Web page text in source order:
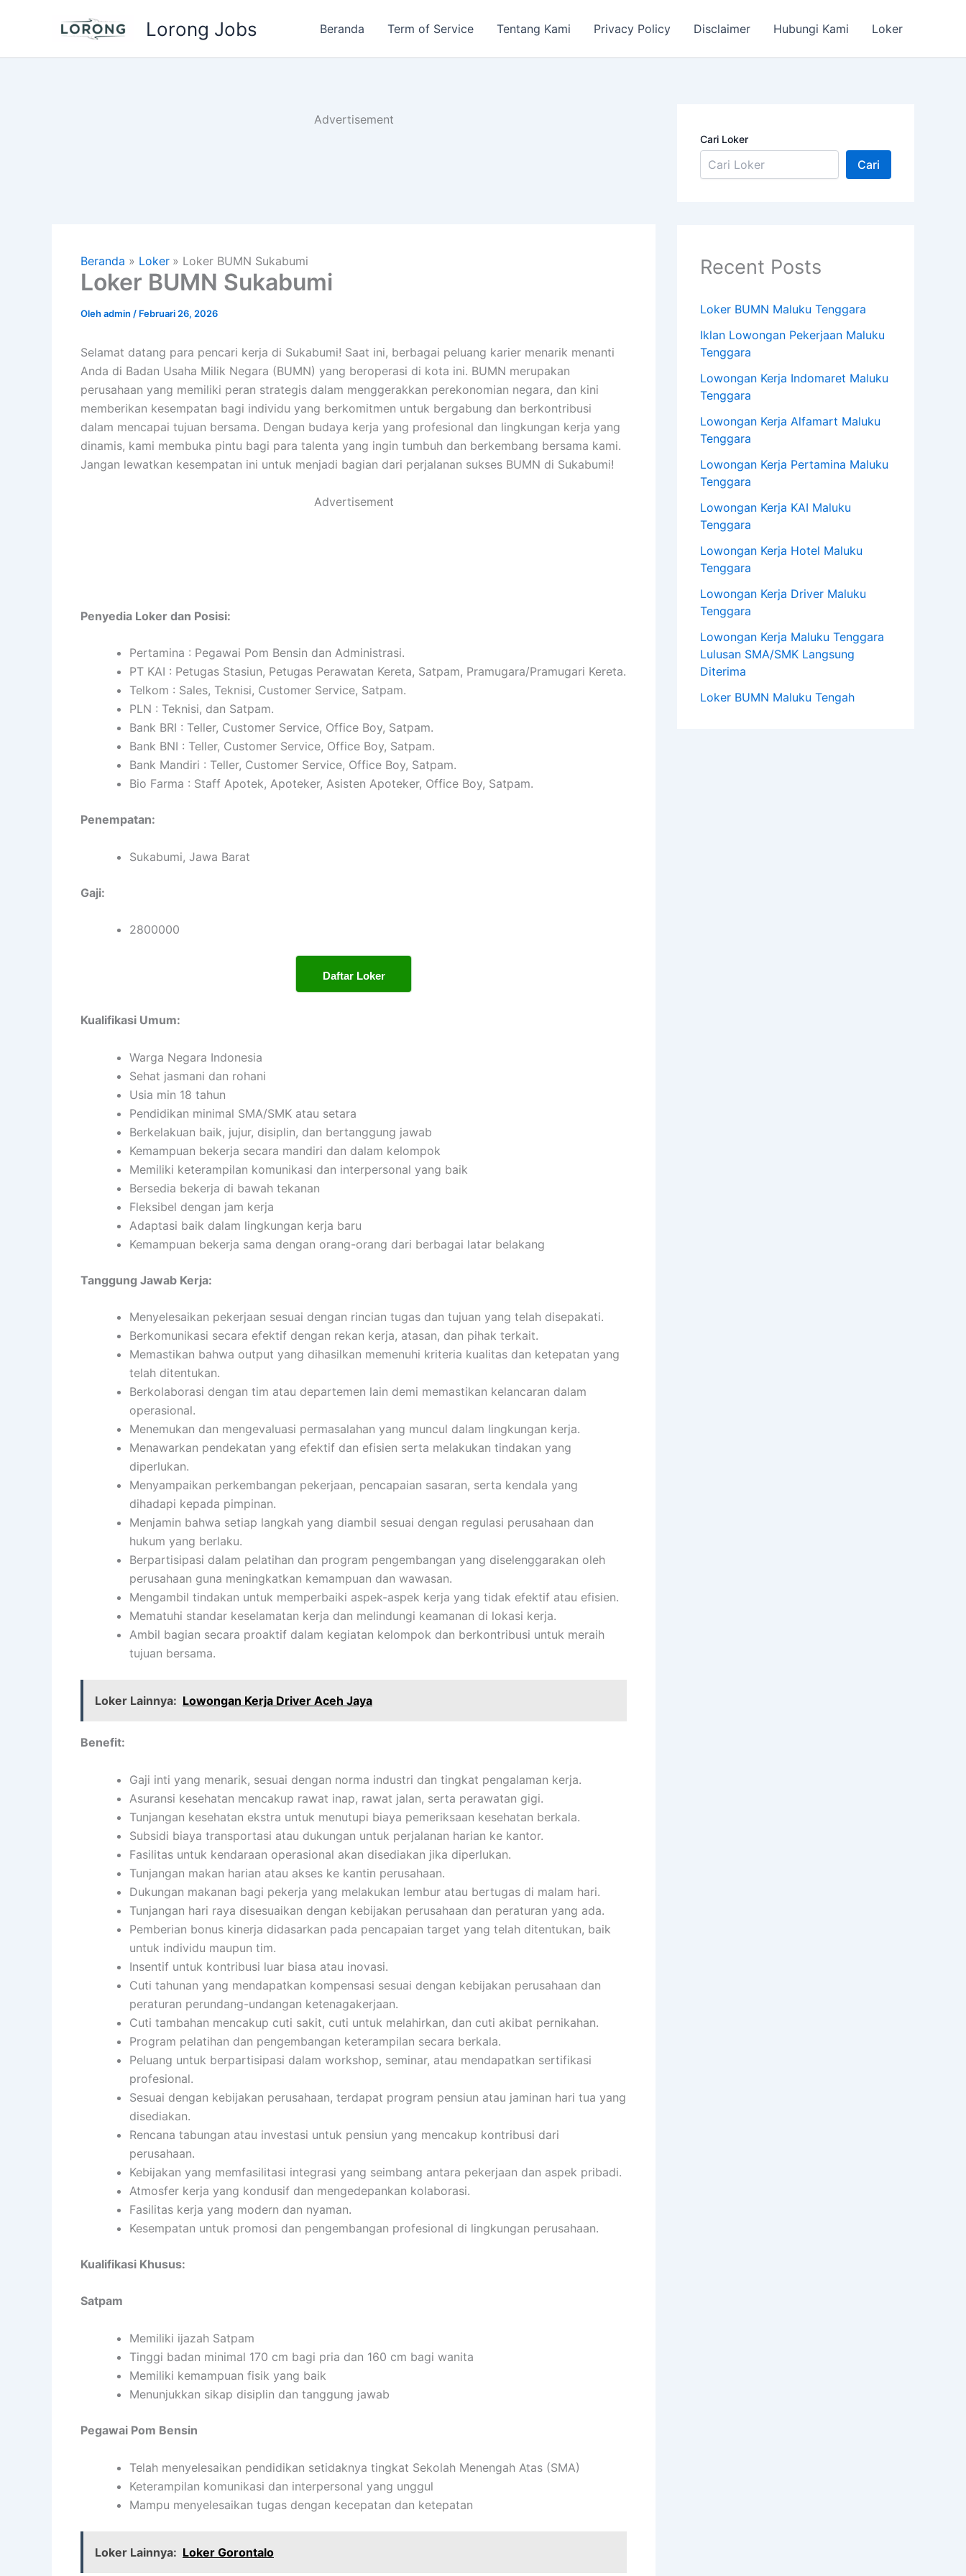
Lorong Jobs Beranda Term of Service Tentang Kami Privacy Policy Disclaimer Hubungi Kami Loker
Advertisement
Beranda Loker Loker BUMN Sukabumi
Loker BUMN Sukabumi
Olehadmin / Februari 26, 2026
Selamat datang para pencari kerja di Sukabumi! Saat ini, berbagai peluang karier menarik menanti
Anda di Badan Usaha Milik Negara (BUMN) yang beroperasi di kota ini. BUMN merupakan
perusahaan yang memiliki peran strategis dalam menggerakkan perekonomian negara, dan kini
memberikan kesempatan bagi individu yang berkomitmen untuk bergabung dan berkontribusi
dalam mencapai tujuan bersama. Dengan budaya kerja yang profesional dan lingkungan kerja yang
dinamis, kami membuka pintu bagi para talenta yang ingin tumbuh dan berkembang bersama kami.
Jangan lewatkan kesempatan ini untuk menjadi bagian dari perjalanan sukses BUMN di Sukabumi!
Advertisement
Penyedia Loker dan Posisi:
Pertamina : Pegawai Pom Bensin dan Administrasi.
PT KAI : Petugas Stasiun, Petugas Perawatan Kereta, Satpam, Pramugara/Pramugari Kereta.
Telkom : Sales, Teknisi, Customer Service, Satpam.
PLN : Teknisi, dan Satpam.
Bank BRI : Teller, Customer Service, Office Boy, Satpam.
Bank BNI : Teller, Customer Service, Office Boy, Satpam.
Bank Mandiri : Teller, Customer Service, Office Boy, Satpam.
Bio Farma : Staff Apotek, Apoteker, Asisten Apoteker, Office Boy, Satpam.
Penempatan:
Sukabumi, Jawa Barat
Gaji:
2800000
Daftar Loker
Kualifikasi Umum:
Warga Negara Indonesia
Sehat jasmani dan rohani
Usia min 18 tahun
Pendidikan minimal SMA/SMK atau setara
Berkelakuan baik, jujur, disiplin, dan bertanggung jawab
Kemampuan bekerja secara mandiri dan dalam kelompok
Memiliki keterampilan komunikasi dan interpersonal yang baik
Bersedia bekerja di bawah tekanan
Fleksibel dengan jam kerja
Adaptasi baik dalam lingkungan kerja baru
Kemampuan bekerja sama dengan orang-orang dari berbagai latar belakang
Tanggung Jawab Kerja:
Menyelesaikan pekerjaan sesuai dengan rincian tugas dan tujuan yang telah disepakati.
Berkomunikasi secara efektif dengan rekan kerja, atasan, dan pihak terkait.
Memastikan bahwa output yang dihasilkan memenuhi kriteria kualitas dan ketepatan yang
telah ditentukan.
Berkolaborasi dengan tim atau departemen lain demi memastikan kelancaran dalam
operasional.
Menemukan dan mengevaluasi permasalahan yang muncul dalam lingkungan kerja.
Menawarkan pendekatan yang efektif dan efisien serta melakukan tindakan yang
diperlukan.
Menyampaikan perkembangan pekerjaan, pencapaian sasaran, serta kendala yang
dihadapi kepada pimpinan.
Menjamin bahwa setiap langkah yang diambil sesuai dengan regulasi perusahaan dan
hukum yang berlaku.
Berpartisipasi dalam pelatihan dan program pengembangan yang diselenggarakan oleh
perusahaan guna meningkatkan kemampuan dan wawasan.
Mengambil tindakan untuk memperbaiki aspek-aspek kerja yang tidak efektif atau efisien.
Mematuhi standar keselamatan kerja dan melindungi keamanan di lokasi kerja.
Ambil bagian secara proaktif dalam kegiatan kelompok dan berkontribusi untuk meraih
tujuan bersama.
Loker Lainnya: Lowongan Kerja Driver Aceh Jaya
Benefit:
Gaji inti yang menarik, sesuai dengan norma industri dan tingkat pengalaman kerja.
Asuransi kesehatan mencakup rawat inap, rawat jalan, serta perawatan gigi.
Tunjangan kesehatan ekstra untuk menutupi biaya pemeriksaan kesehatan berkala.
Subsidi biaya transportasi atau dukungan untuk perjalanan harian ke kantor.
Fasilitas untuk kendaraan operasional akan disediakan jika diperlukan.
Tunjangan makan harian atau akses ke kantin perusahaan.
Dukungan makanan bagi pekerja yang melakukan lembur atau bertugas di malam hari.
Tunjangan hari raya disesuaikan dengan kebijakan perusahaan dan peraturan yang ada.
Pemberian bonus kinerja didasarkan pada pencapaian target yang telah ditentukan, baik
untuk individu maupun tim.
Insentif untuk kontribusi luar biasa atau inovasi.
Cuti tahunan yang mendapatkan kompensasi sesuai dengan kebijakan perusahaan dan
peraturan perundang-undangan ketenagakerjaan.
Cuti tambahan mencakup cuti sakit, cuti untuk melahirkan, dan cuti akibat pernikahan.
Program pelatihan dan pengembangan keterampilan secara berkala.
Peluang untuk berpartisipasi dalam workshop, seminar, atau mendapatkan sertifikasi
profesional.
Sesuai dengan kebijakan perusahaan, terdapat program pensiun atau jaminan hari tua yang
disediakan.
Rencana tabungan atau investasi untuk pensiun yang mencakup kontribusi dari
perusahaan.
Kebijakan yang memfasilitasi integrasi yang seimbang antara pekerjaan dan aspek pribadi.
Atmosfer kerja yang kondusif dan mengedepankan kolaborasi.
Fasilitas kerja yang modern dan nyaman.
Kesempatan untuk promosi dan pengembangan profesional di lingkungan perusahaan.
Kualifikasi Khusus:
Satpam
Memiliki ijazah Satpam
Tinggi badan minimal 170 cm bagi pria dan 160 cm bagi wanita
Memiliki kemampuan fisik yang baik
Menunjukkan sikap disiplin dan tanggung jawab
Pegawai Pom Bensin
Telah menyelesaikan pendidikan setidaknya tingkat Sekolah Menengah Atas (SMA)
Keterampilan komunikasi dan interpersonal yang unggul
Mampu menyelesaikan tugas dengan kecepatan dan ketepatan
Loker Lainnya: Loker Gorontalo
Cari Loker
Cari
Recent Posts
Loker BUMN Maluku Tenggara
Iklan Lowongan Pekerjaan Maluku
Tenggara
Lowongan Kerja Indomaret Maluku
Tenggara
Lowongan Kerja Alfamart Maluku
Tenggara
Lowongan Kerja Pertamina Maluku
Tenggara
Lowongan Kerja KAI Maluku
Tenggara
Lowongan Kerja Hotel Maluku
Tenggara
Lowongan Kerja Driver Maluku
Tenggara
Lowongan Kerja Maluku Tenggara
Lulusan SMA/SMK Langsung
Diterima
Loker BUMN Maluku Tengah